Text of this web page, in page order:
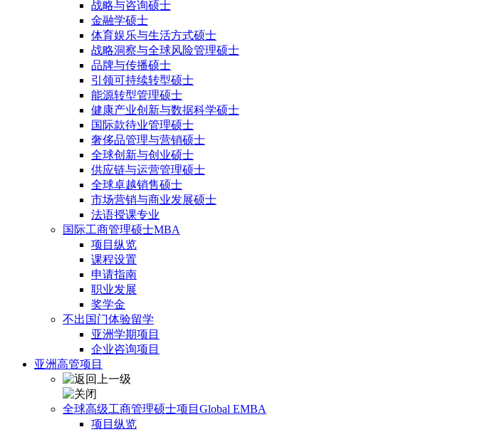
战略与咨询硕士
金融学硕士
体育娱乐与生活方式硕士
战略洞察与全球风险管理硕士
品牌与传播硕士
引领可持续转型硕士
能源转型管理硕士
健康产业创新与数据科学硕士
国际款待业管理硕士
奢侈品管理与营销硕士
全球创新与创业硕士
供应链与运营管理硕士
全球卓越销售硕士
市场营销与商业发展硕士
法语授课专业
国际工商管理硕士MBA
项目纵览
课程设置
申请指南
职业发展
奖学金
不出国门体验留学
亚洲学期项目
企业咨询项目
亚洲高管项目
全球高级工商管理硕士项目Global EMBA
项目纵览